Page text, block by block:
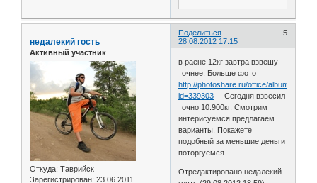
Поделиться
5
28.08.2012 17:15
недалекий гость
Активный участник
Откуда: Таврийск
Зарегистрирован: 23.06.2011
в раене 12кг завтра взвешу
точнее. Больше фото
http://photoshare.ru/office/album.php?
id=339303 Сегодня взвесил
точно 10.900кг. Смотрим
интерисуемся предлагаем
варианты. Покажете
подобный за меньшие деньги
поторгуемся.--
Отредактировано недалекий